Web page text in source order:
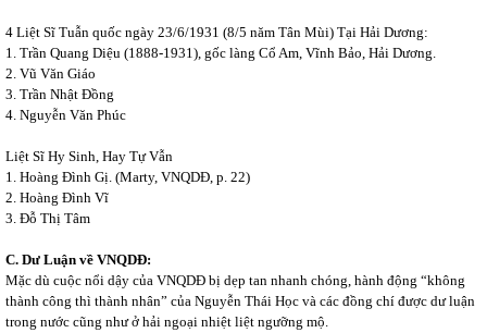
4 Liệt Sĩ Tuẫn quốc ngày 23/6/1931 (8/5 năm Tân Mùi) Tại Hải Dương:
1. Trần Quang Diệu (1888-1931), gốc làng Cổ Am, Vĩnh Bảo, Hải Dương.
2. Vũ Văn Giáo
3. Trần Nhật Đồng
4. Nguyễn Văn Phúc
Liệt Sĩ Hy Sinh, Hay Tự Vẫn
1. Hoàng Đình Gị. (Marty, VNQDĐ, p. 22)
2. Hoàng Đình Vĩ
3. Đỗ Thị Tâm
C. Dư Luận về VNQDĐ:
Mặc dù cuộc nổi dậy của VNQDĐ bị dẹp tan nhanh chóng, hành động “không
thành công thì thành nhân” của Nguyễn Thái Học và các đồng chí được dư luận
trong nước cũng như ở hải ngoại nhiệt liệt ngưỡng mộ.